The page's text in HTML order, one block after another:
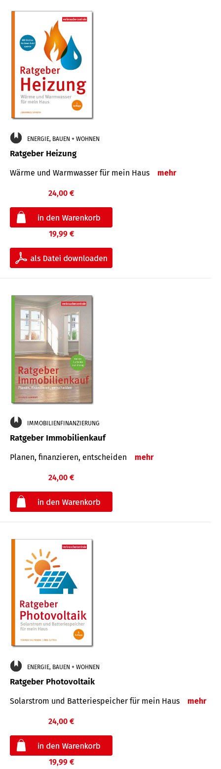
ENERGIE, BAUEN + WOHNEN
Ratgeber Heizung
Wärme und Warmwasser für mein Haus mehr
24,00 €
19,99 €
IMMOBILIENFINANZIERUNG
Ratgeber Immobilienkauf
Planen, finanzieren, entscheiden mehr
24,00 €
ENERGIE, BAUEN + WOHNEN
Ratgeber Photovoltaik
Solarstrom und Batteriespeicher für mein Haus mehr
24,00 €
19,99 €